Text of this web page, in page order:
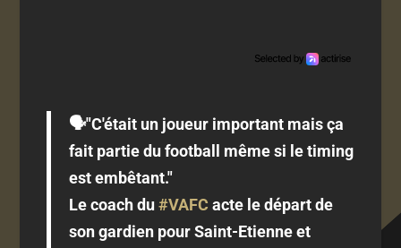
🗣"C'était un joueur important mais ça
fait partie du football même si le timing
est embêtant."
Le coach du#VAFC acte le départ de
son gardien pour Saint-Etienne et